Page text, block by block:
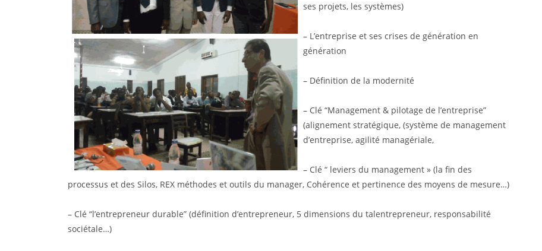
ses projets, les systèmes)
– L’entreprise et ses crises de génération en
génération
– Définition de la modernité
– Clé “Management & pilotage de l’entreprise”
(alignement stratégique, (système de management
d’entreprise, agilité managériale,
– Clé “ leviers du management » (la fin des
processus et des Silos, REX méthodes et outils du manager, Cohérence et pertinence des moyens de mesure…)
– Clé “l’entrepreneur durable” (définition d’entrepreneur, 5 dimensions du talentrepreneur, responsabilité
sociétale…)